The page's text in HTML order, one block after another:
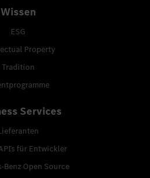
Wissen
ESG
Property
Tradition
Services
für Entwickler
Benz Open Source